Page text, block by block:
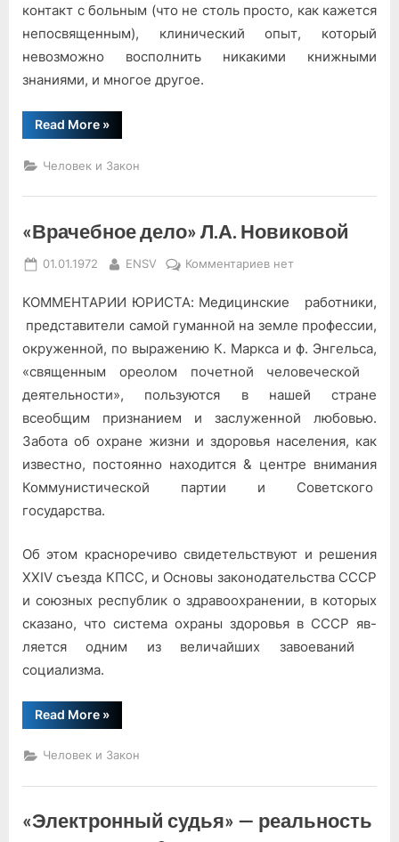
контакт с больным (что не столь просто, как кажется
не­посвященным), клинический опыт, который
невозможно восполнить никакими книжными
знаниями, и многое другое.
Read More“Беда
не
пополам…”
»
Человек и Закон
«Врачебное дело» Л.А. Новиковой
Posted
01.01.1972 By
ENSV Комментариевк
«Врачебное
дело»
нет
КОММЕНТАРИИ ЮРИСТА: Медицинские работники,
представители самой гу­манной на земле профессии,
окруженной, по выражению К. Маркса и ф. Энгельса,
«свя­щенным ореолом почетной че­ловеческой
деятельности», пользуются в нашей стране
всеобщим признанием и заслу­женной любовью.
Забота об охране жизни и здоровья насе­ления, как
известно, постоянно находится & центре внимания
Коммунистической партии и Советского
государства.
Об этом красноречиво свиде­тельствуют и решения
XXIV съезда КПСС, и Основы законо­дательства СССР
и союзных республик о здравоохранении, в которых
сказано, что систе­ма охраны здоровья в СССР яв­
ляется одним из величайших завоеваний
социализма.
Read More“«Врачебное
дело»
Новиковой”
»
Человек и Закон
«Электронный судья» — реальность